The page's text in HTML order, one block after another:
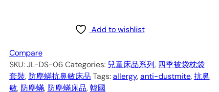
人
四
季
被
Add to wishlist
Compare
SKU:JL-DS-06 Categories: 兒童床品系列, 四季被袋枕袋
套裝, 防塵蟎抗鼻敏床品 Tags:allergy,anti-dustmite,抗鼻
敏, 防塵蟎, 防塵蟎床品,韓國